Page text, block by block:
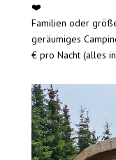
❤️
Familien oder
geräumiges
€ pro Nacht (alles